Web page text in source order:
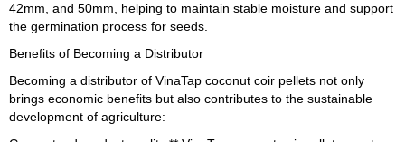
42mm, and 50mm, helping to maintain stable moisture and support
the germination process for seeds.
Benefits of Becoming a Distributor
Becoming a distributor of VinaTap coconut coir pellets not only
brings economic benefits but also contributes to the sustainable
development of agriculture: